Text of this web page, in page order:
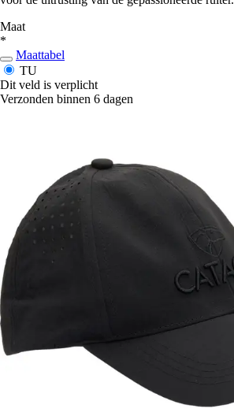
Maat
*
Maattabel
TU
Dit veld is verplicht
Verzonden binnen 6 dagen